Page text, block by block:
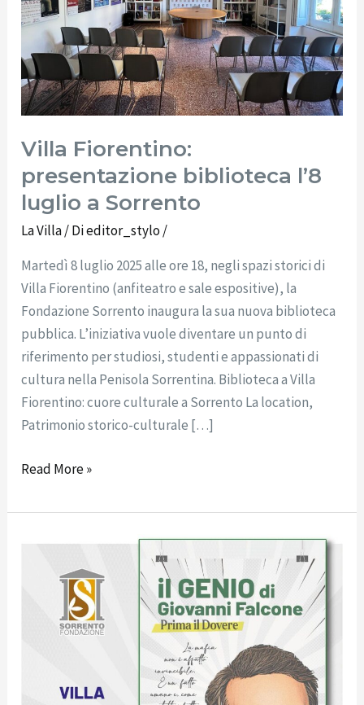
Villa Fiorentino:
presentazione biblioteca l’8
luglio a Sorrento
La Villa/ Dieditor_stylo/
Martedì 8 luglio 2025 alle ore 18, negli spazi storici di
Villa Fiorentino (anfiteatro e sale espositive), la
Fondazione Sorrento inaugura la sua nuova biblioteca
pubblica. L’iniziativa vuole diventare un punto di
riferimento per studiosi, studenti e appassionati di
cultura nella Penisola Sorrentina. Biblioteca a Villa
Fiorentino: cuore culturale a Sorrento La location,
Patrimonio storico-culturale […]
a
Sorrento
Read More »
Comunicato
Fiorentino
presentazione